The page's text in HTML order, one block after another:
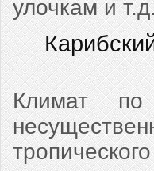
улочкам и
Климат по